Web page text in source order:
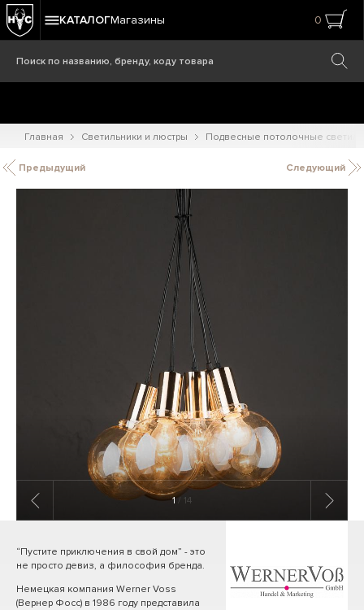
КАТАЛОГМагазины 0
Главная Светильники и люстры Подвесные потолочные
Предыдущий Следующий
1/ 14
“Пустите приключения в свой дом” - это
не просто девиз, а философия бренда.
Немецкая компания Werner Voss
(Вернер Фосс) в 1986 году представила